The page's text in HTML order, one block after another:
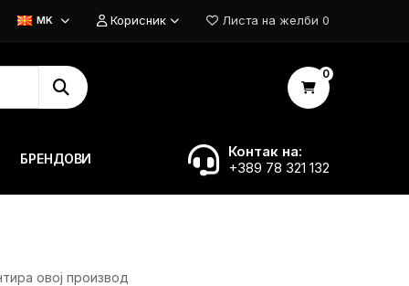
MK Корисник Листа на желби 0
0
БРЕНДОВИ
Контак на:
+389 78 321 132
овој производ